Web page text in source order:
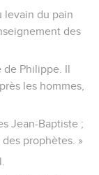
levain du pain
des
de Philippe. Il
les hommes,
Jean-Baptiste ;
prophètes. »